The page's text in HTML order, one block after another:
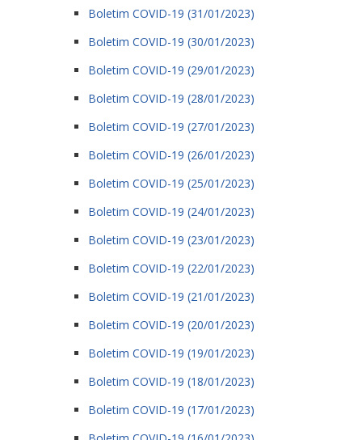
Boletim COVID-19 (31/01/2023)
Boletim COVID-19 (30/01/2023)
Boletim COVID-19 (29/01/2023)
Boletim COVID-19 (28/01/2023)
Boletim COVID-19 (27/01/2023)
Boletim COVID-19 (26/01/2023)
Boletim COVID-19 (25/01/2023)
Boletim COVID-19 (24/01/2023)
Boletim COVID-19 (23/01/2023)
Boletim COVID-19 (22/01/2023)
Boletim COVID-19 (21/01/2023)
Boletim COVID-19 (20/01/2023)
Boletim COVID-19 (19/01/2023)
Boletim COVID-19 (18/01/2023)
Boletim COVID-19 (17/01/2023)